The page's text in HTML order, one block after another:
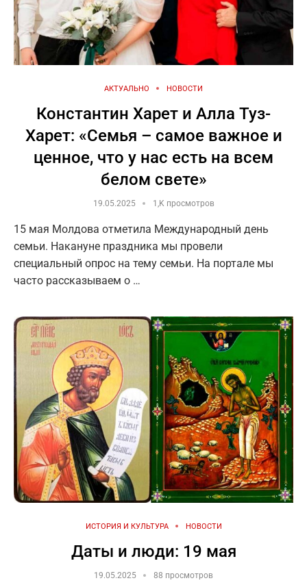
АКТУАЛЬНО НОВОСТИ
Константин Харет и Алла Туз-
Харет: «Семья – самое важное и
ценное, что у нас есть на всем
белом свете»
19.05.2025 1,K просмотров
15 мая Молдова отметила Международный день
семьи. Накануне праздника мы провели
специальный опрос на тему семьи. На портале мы
часто рассказываем о …
ИСТОРИЯ И КУЛЬТУРА НОВОСТИ
Даты и люди: 19 мая
19.05.2025 88 просмотров